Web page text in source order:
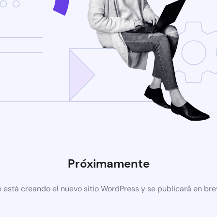
Próximamente
está creando el nuevo sitio WordPress y se publicará en